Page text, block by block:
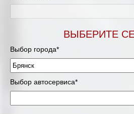
ВЫБЕРИТЕ
Выбор города*
Выбор автосервиса*